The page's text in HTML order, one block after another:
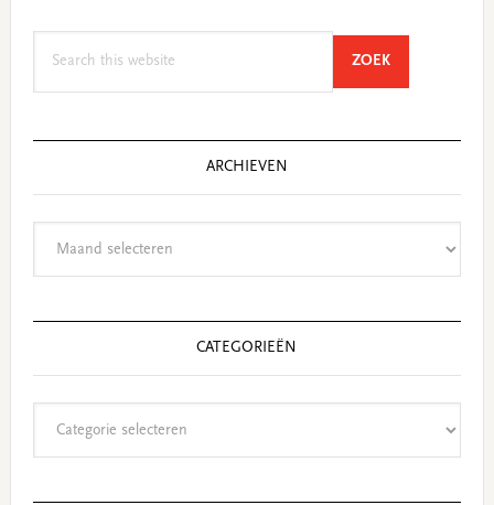
ZOEKSEARCH
ARCHIEVEN
CATEGORIEËN